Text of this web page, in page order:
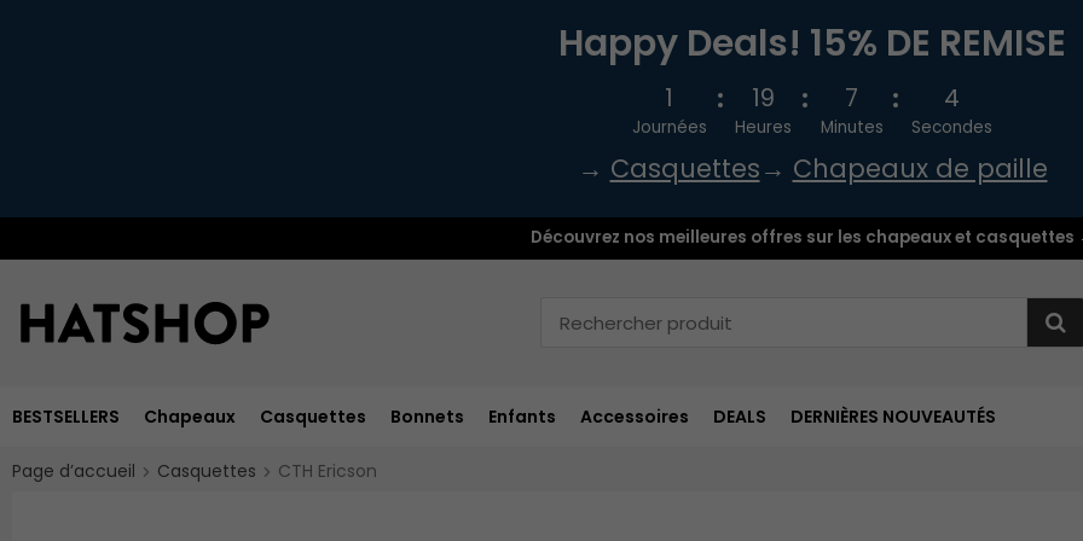
Happy Deals! 15% DE REMISE
1
Journées
19
Heures
7
Minutes
3
Secondes
→ Casquettes→ Chapeaux de paille
Découvrez nos meilleures offres sur les chapeaux et casquettes
BESTSELLERS Chapeaux Casquettes Bonnets Enfants Accessoires DEALS DERNIÈRES NOUVEAUTÉS
Page d’accueil Casquettes CTH Ericson